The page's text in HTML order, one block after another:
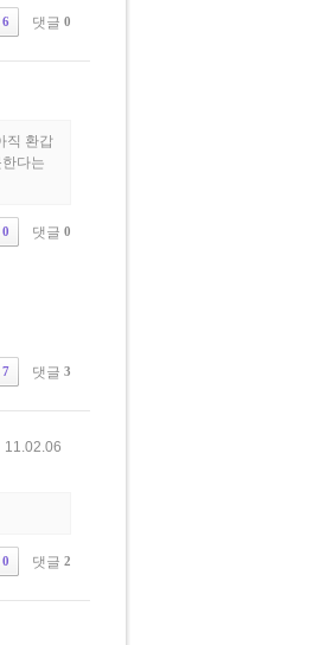
6 댓글 0
직 환갑
다는
0 댓글 0
7 댓글 3
11.02.06
0 댓글 2